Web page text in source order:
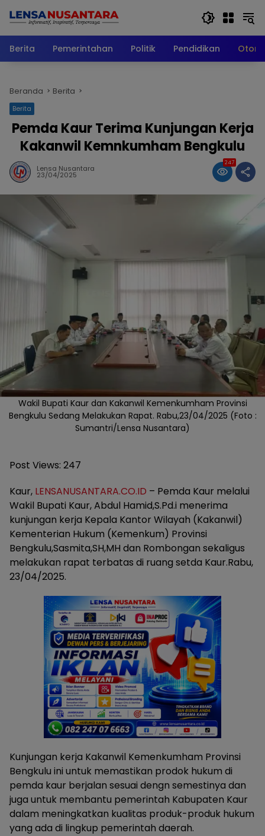
Berita
Pemerintahan Politik Pendidikan
Beranda Berita
Berita
Pemda Kaur Terima Kunjungan Kerja
Kakanwil Kemnkumham Bengkulu
Lensa Nusantara
23/04/2025
247
Wakil Bupati Kaur dan Kakanwil Kemenkumham Provinsi
Bengkulu Sedang Melakukan Rapat. Rabu,23/04/2025 (Foto :
Sumantri/Lensa Nusantara)
Post Views: 247
Kaur, LENSANUSANTARA.CO.ID – Pemda Kaur melalui
Wakil Bupati Kaur, Abdul Hamid,S.Pd.i menerima
kunjungan kerja Kepala Kantor Wilayah (Kakanwil)
Kementerian Hukum (Kemenkum) Provinsi
Bengkulu,Sasmita,SH,MH dan Rombongan sekaligus
melakukan rapat terbatas di ruang setda Kaur.Rabu,
23/04/2025.
Kunjungan kerja Kakanwil Kemenkumham Provinsi
Bengkulu ini untuk memastikan prodok hukum di
pemda kaur berjalan sesuai dengn semestinya dan
juga untuk membantu pemerintah Kabupaten Kaur
dalam meningkatkan kualitas produk-produk hukum
yang ada di lingkup pemerintah daerah.